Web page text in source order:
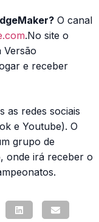
O canal
.No site o
Versão
e receber
as redes sociais
e Youtube). O
grupo de
onde irá receber o